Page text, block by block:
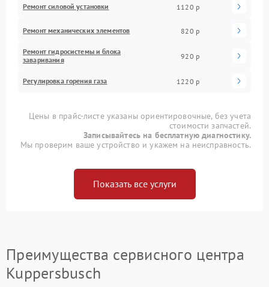
Ремонт силовой установки 1120 р
Ремонт механических элементов 820 р
Ремонт гидросистемы и блока
заваривания
920 р
Регулировка горения газа 1220 р
Цены в прайс-листе указаны ориентировочные, без учета
стоимости запчастей.
Записывайтесь на бесплатную диагностику.
Мы проверим ваше устройство и укажем на неисправность.
Показать все услуги
Преимущества сервисного центра
Kuppersbusch